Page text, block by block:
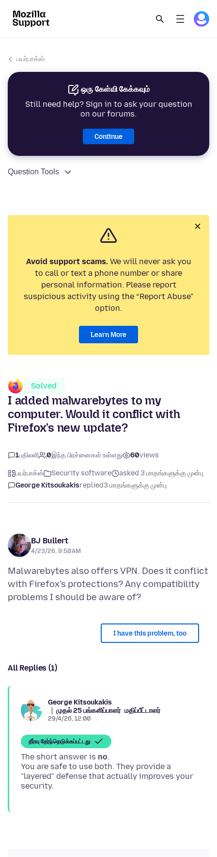
பயர்பாக்ஸ்
ஒரு கேள்வி கேக்கவும்
Still need help? Sign in to ask your question
on our forums.
Continue
Question Tools
Avoid support scams.We will never ask you
to call or text a phone number or share
personal information. Please report
suspicious activity using the “Report Abuse”
option.
Learn More
Solved
I added malwarebytes to my
computer. Would it conflict with
Firefox's new update?
1பதிலளி 0இந்த பிரச்னைகள் உள்ளது 60views
பயர்பாக்ஸ் Security software
asked 3 மாதங்களுக்கு முன்பு
George Kitsoukakisreplied3 மாதங்களுக்கு முன்பு
BJ Bullert
4/23/26, 9:50 AM
Malwarebytes also offers VPN. Does it conflict
with Firefox's protections? Any compatibility
I have this problem, too
All Replies (1)
George Kitsoukakis
முதல் 25 பங்களிப்பாளர் மதிப்பீட்டாளர்
29/4/26, 12:00
தீர்வு தேர்ந்தெடுக்கப்பட்டது
The short answer is no.
You are safe to use both. They provide a
"layered" defense that actually improves your